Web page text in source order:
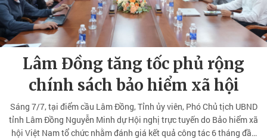
Lâm Đồng tăng tốc phủ rộng
chính sách bảo hiểm xã hội
Sáng 7/7, tại điểm cầu Lâm Đồng, Tỉnh ủy viên, Phó Chủ tịch UBND
tỉnh Lâm Đồng Nguyễn Minh dự Hội nghị trực tuyến do Bảo hiểm xã
hội Việt Nam tổ chức nhằm đánh giá kết quả công tác 6 tháng đầu